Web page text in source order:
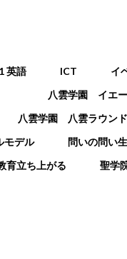
英語 ICT イ
八雲学園 イエ
八雲学園 八雲ラウン
モデル
問いの問い
育立ち上がる
聖学